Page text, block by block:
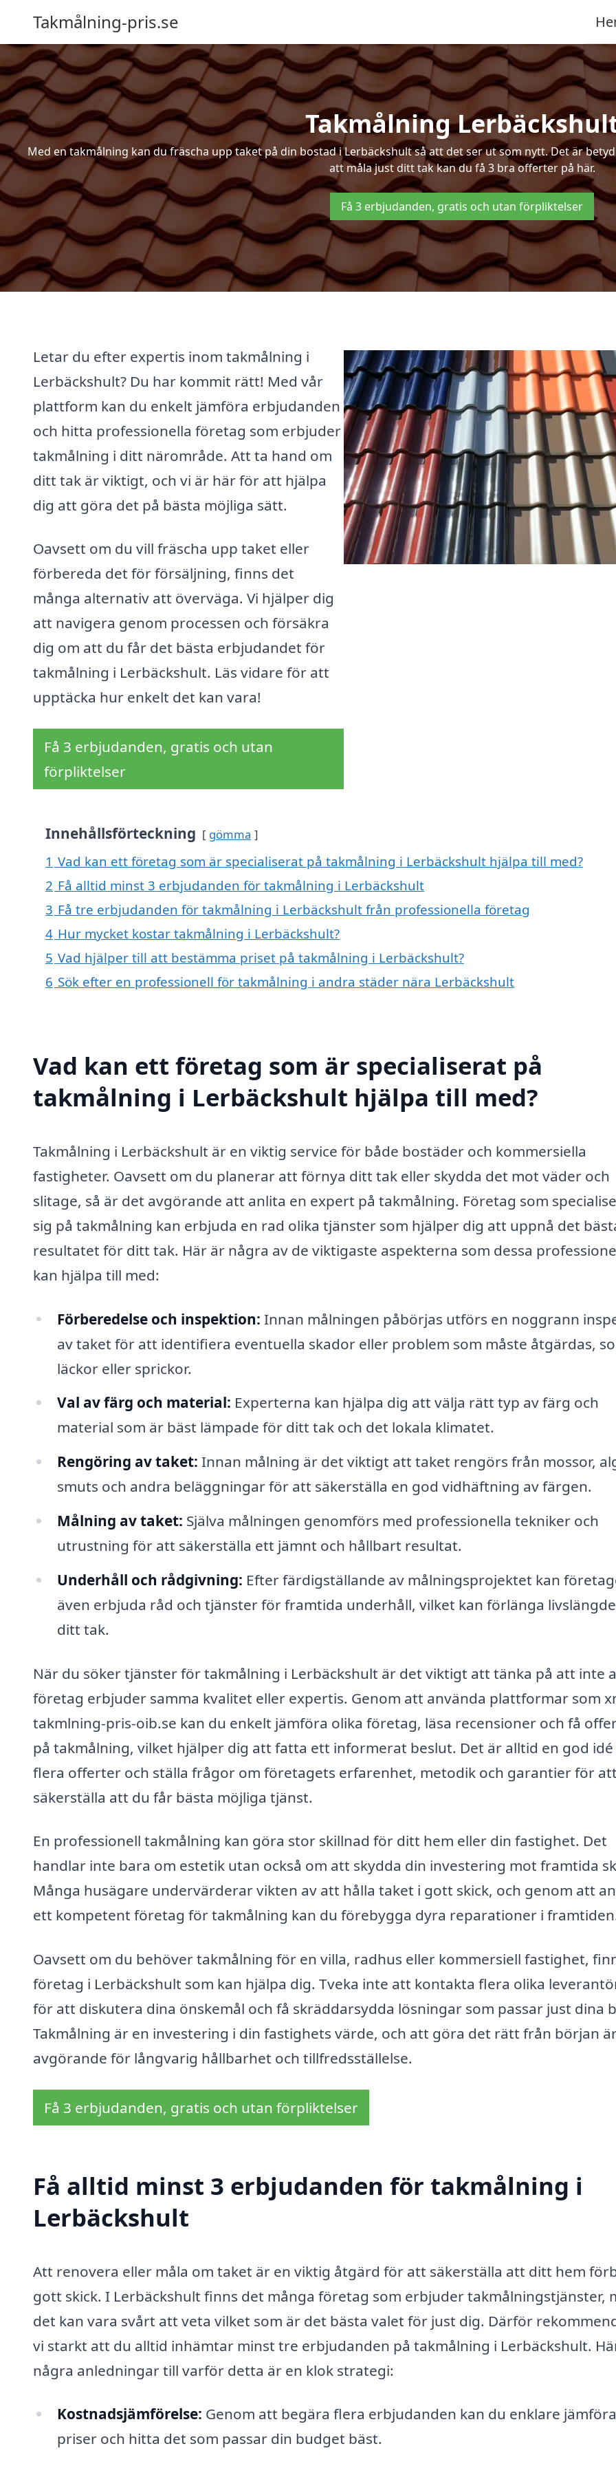
Takmålning-pris.se
Takmålning
Med en takmålning kan du fräscha upp taket på din bostad i Lerbäckshult så att det ser ut som nytt. Det är
att måla just ditt tak kan du få 3 bra offerter på här.
Få 3 erbjudanden, gratis och utan förpliktelser
Letar du efter expertis inom takmålning i
Lerbäckshult? Du har kommit rätt! Med vår
plattform kan du enkelt jämföra erbjudanden
och hitta professionella företag som erbjuder
takmålning i ditt närområde. Att ta hand om
ditt tak är viktigt, och vi är här för att hjälpa
dig att göra det på bästa möjliga sätt.
Oavsett om du vill fräscha upp taket eller
förbereda det för försäljning, finns det
många alternativ att överväga. Vi hjälper dig
att navigera genom processen och försäkra
dig om att du får det bästa erbjudandet för
takmålning i Lerbäckshult. Läs vidare för att
upptäcka hur enkelt det kan vara!
Få 3 erbjudanden, gratis och utan
förpliktelser
Innehållsförteckning gömma
1 Vad kan ett företag som är specialiserat på takmålning i Lerbäckshult hjälpa till med?
2 Få alltid minst 3 erbjudanden för takmålning i Lerbäckshult
3 Få tre erbjudanden för takmålning i Lerbäckshult från professionella företag
4 Hur mycket kostar takmålning i Lerbäckshult?
5 Vad hjälper till att bestämma priset på takmålning i Lerbäckshult?
6 Sök efter en professionell för takmålning i andra städer nära Lerbäckshult
Vad kan ett företag som är specialiserat på
takmålning i Lerbäckshult hjälpa till med?
Takmålning i Lerbäckshult är en viktig service för både bostäder och kommersiella
fastigheter. Oavsett om du planerar att förnya ditt tak eller skydda det mot väder och
slitage, så är det avgörande att anlita en expert på takmålning. Företag som
sig på takmålning kan erbjuda en rad olika tjänster som hjälper dig att uppnå det
resultatet för ditt tak. Här är några av de viktigaste aspekterna som dessa
kan hjälpa till med:
Förberedelse och inspektion: Innan målningen påbörjas utförs en noggrann
av taket för att identifiera eventuella skador eller problem som måste åtgärdas,
läckor eller sprickor.
Val av färg och material: Experterna kan hjälpa dig att välja rätt typ av färg och
material som är bäst lämpade för ditt tak och det lokala klimatet.
Rengöring av taket: Innan målning är det viktigt att taket rengörs från mossor,
smuts och andra beläggningar för att säkerställa en god vidhäftning av färgen.
Målning av taket: Själva målningen genomförs med professionella tekniker och
utrustning för att säkerställa ett jämnt och hållbart resultat.
Underhåll och rådgivning: Efter färdigställande av målningsprojektet kan
även erbjuda råd och tjänster för framtida underhåll, vilket kan förlänga
ditt tak.
När du söker tjänster för takmålning i Lerbäckshult är det viktigt att tänka på att inte
företag erbjuder samma kvalitet eller expertis. Genom att använda plattformar som
takmlning-pris-oib.se kan du enkelt jämföra olika företag, läsa recensioner och få
på takmålning, vilket hjälper dig att fatta ett informerat beslut. Det är alltid en god
flera offerter och ställa frågor om företagets erfarenhet, metodik och garantier för att
säkerställa att du får bästa möjliga tjänst.
En professionell takmålning kan göra stor skillnad för ditt hem eller din fastighet. Det
handlar inte bara om estetik utan också om att skydda din investering mot framtida
Många husägare undervärderar vikten av att hålla taket i gott skick, och genom att
ett kompetent företag för takmålning kan du förebygga dyra reparationer i
Oavsett om du behöver takmålning för en villa, radhus eller kommersiell fastighet,
företag i Lerbäckshult som kan hjälpa dig. Tveka inte att kontakta flera olika
för att diskutera dina önskemål och få skräddarsydda lösningar som passar just dina
Takmålning är en investering i din fastighets värde, och att göra det rätt från början
avgörande för långvarig hållbarhet och tillfredsställelse.
Få 3 erbjudanden, gratis och utan förpliktelser
Få alltid minst 3 erbjudanden för takmålning i
Lerbäckshult
Att renovera eller måla om taket är en viktig åtgärd för att säkerställa att ditt hem
gott skick. I Lerbäckshult finns det många företag som erbjuder takmålningstjänster,
det kan vara svårt att veta vilket som är det bästa valet för just dig. Därför
vi starkt att du alltid inhämtar minst tre erbjudanden på takmålning i Lerbäckshult.
några anledningar till varför detta är en klok strategi:
Kostnadsjämförelse: Genom att begära flera erbjudanden kan du enklare jämföra
priser och hitta det som passar din budget bäst.